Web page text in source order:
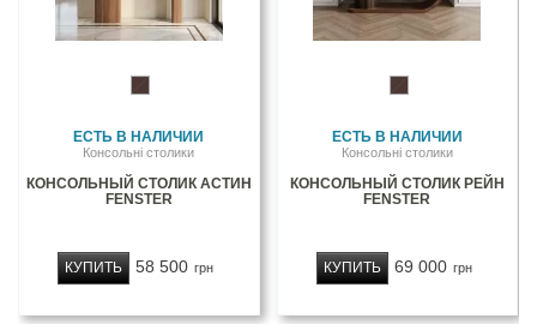
ЕСТЬ В НАЛИЧИИ
Консольні столики
КОНСОЛЬНЫЙ СТОЛИК АСТИН
FENSTER
58 500 грн
КУПИТЬ
ЕСТЬ В НАЛИЧИИ
Консольні столики
КОНСОЛЬНЫЙ СТОЛИК РЕЙН
FENSTER
69 000 грн
КУПИТЬ